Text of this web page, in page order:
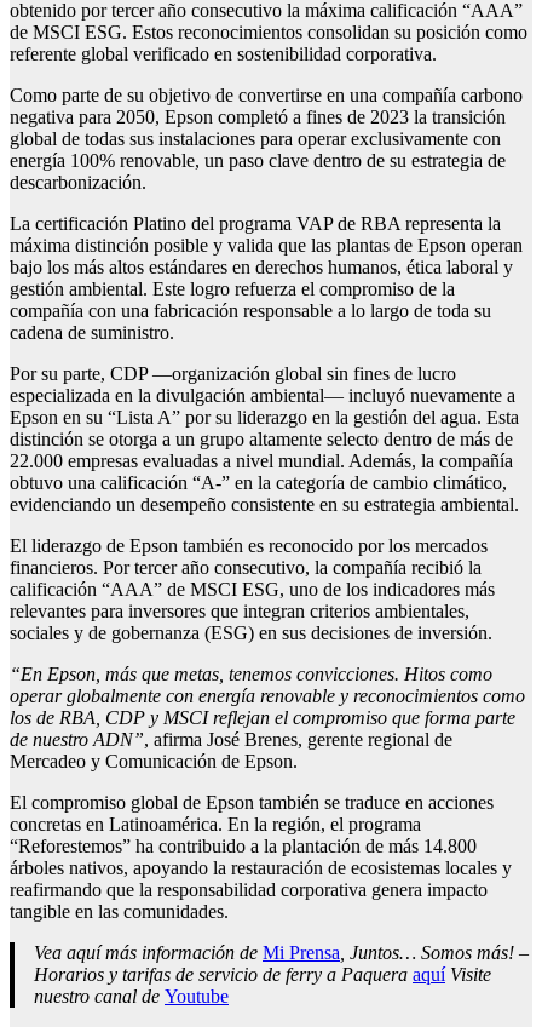
obtenido por tercer año consecutivo la máxima calificación “AAA”
de MSCI ESG. Estos reconocimientos consolidan su posición como
referente global verificado en sostenibilidad corporativa.
Como parte de su objetivo de convertirse en una compañía carbono
negativa para 2050, Epson completó a fines de 2023 la transición
global de todas sus instalaciones para operar exclusivamente con
energía 100% renovable, un paso clave dentro de su estrategia de
descarbonización.
La certificación Platino del programa VAP de RBA representa la
máxima distinción posible y valida que las plantas de Epson operan
bajo los más altos estándares en derechos humanos, ética laboral y
gestión ambiental. Este logro refuerza el compromiso de la
compañía con una fabricación responsable a lo largo de toda su
cadena de suministro.
Por su parte, CDP —organización global sin fines de lucro
especializada en la divulgación ambiental— incluyó nuevamente a
Epson en su “Lista A” por su liderazgo en la gestión del agua. Esta
distinción se otorga a un grupo altamente selecto dentro de más de
22.000 empresas evaluadas a nivel mundial. Además, la compañía
obtuvo una calificación “A-” en la categoría de cambio climático,
evidenciando un desempeño consistente en su estrategia ambiental.
El liderazgo de Epson también es reconocido por los mercados
financieros. Por tercer año consecutivo, la compañía recibió la
calificación “AAA” de MSCI ESG, uno de los indicadores más
relevantes para inversores que integran criterios ambientales,
sociales y de gobernanza (ESG) en sus decisiones de inversión.
“En Epson, más que metas, tenemos convicciones. Hitos como
operar globalmente con energía renovable y reconocimientos como
los de RBA, CDP y MSCI reflejan el compromiso que forma parte
de nuestro ADN”, afirma José Brenes, gerente regional de
Mercadeo y Comunicación de Epson.
El compromiso global de Epson también se traduce en acciones
concretas en Latinoamérica. En la región, el programa
“Reforestemos” ha contribuido a la plantación de más 14.800
árboles nativos, apoyando la restauración de ecosistemas locales y
reafirmando que la responsabilidad corporativa genera impacto
tangible en las comunidades.
Vea aquí más información de Mi Prensa, Juntos… Somos más! –
Horarios y tarifas de servicio de ferry a Paquera aquíVisite
nuestro canal de Youtube